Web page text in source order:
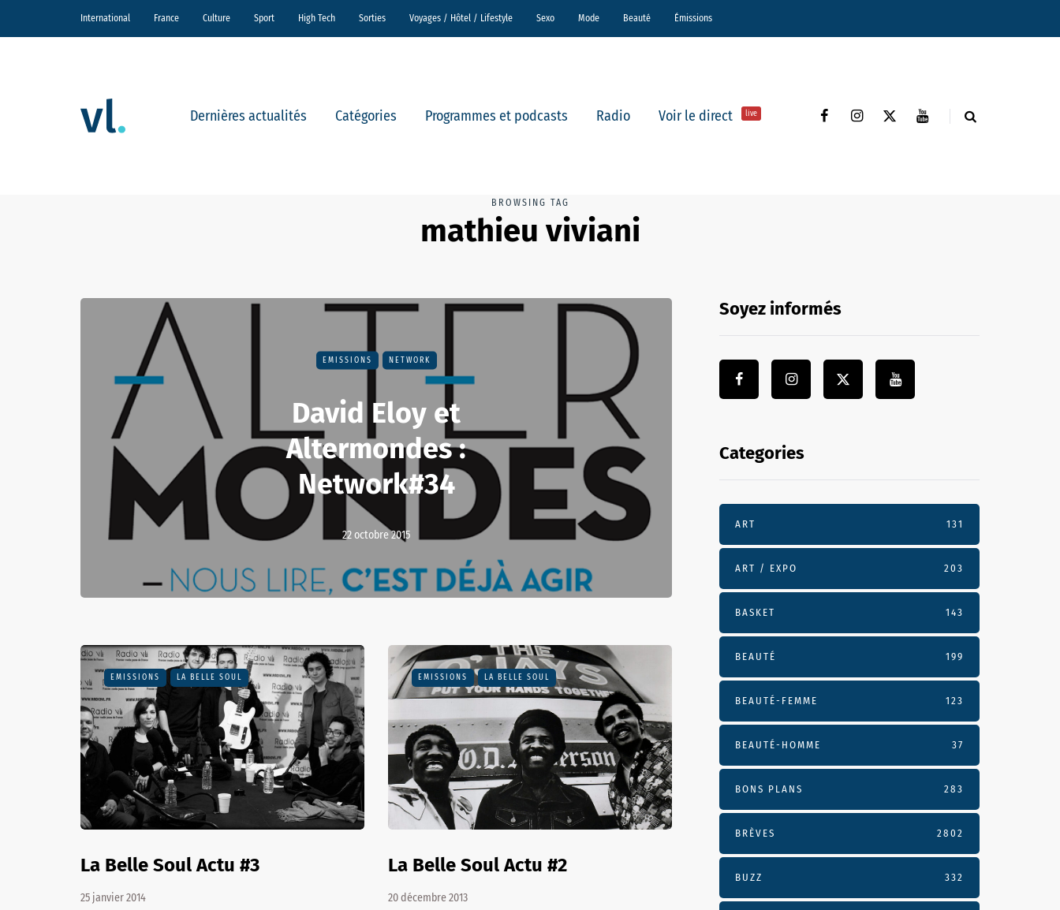
International France Culture Sport High Tech Sorties Voyages / Hôtel / Lifestyle Sexo Mode Beauté Émissions
Dernières actualités Catégories Programmes et podcasts Radio Voir le direct live
BROWSING TAG
mathieu viviani
EMISSIONS NETWORK
David Eloy et
Altermondes :
Network#34
22 octobre 2015
EMISSIONS LA BELLE SOUL
La Belle Soul Actu #3
25 janvier 2014
EMISSIONS LA BELLE SOUL
La Belle Soul Actu #2
20 décembre 2013
Soyez informés
Categories
ART 131
ART / EXPO 203
BASKET 143
BEAUTÉ 199
BEAUTÉ-FEMME 123
BEAUTÉ-HOMME 37
BONS PLANS 283
BRÈVES 2802
BUZZ 332